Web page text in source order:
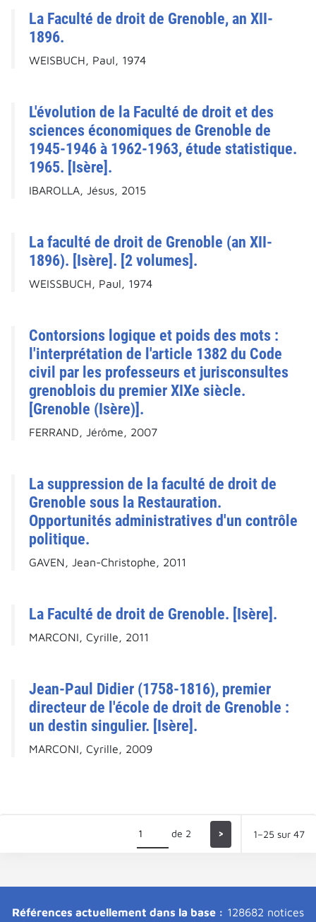
La Faculté de droit de Grenoble, an XII-
1896.
WEISBUCH, Paul, 1974
L'évolution de la Faculté de droit et des
sciences économiques de Grenoble de
1945-1946 à 1962-1963, étude statistique.
1965. [Isère].
IBAROLLA, Jésus, 2015
La faculté de droit de Grenoble (an XII-
1896). [Isère]. [2 volumes].
WEISSBUCH, Paul, 1974
Contorsions logique et poids des mots :
l'interprétation de l'article 1382 du Code
civil par les professeurs et jurisconsultes
grenoblois du premier XIXe siècle.
[Grenoble (Isère)].
FERRAND, Jérôme, 2007
La suppression de la faculté de droit de
Grenoble sous la Restauration.
Opportunités administratives d'un contrôle
politique.
GAVEN, Jean-Christophe, 2011
La Faculté de droit de Grenoble. [Isère].
MARCONI, Cyrille, 2011
Jean-Paul Didier (1758-1816), premier
directeur de l'école de droit de Grenoble :
un destin singulier. [Isère].
MARCONI, Cyrille, 2009
de 2 > 1–25 sur 47
Références actuellement dans la base : 128682 notices